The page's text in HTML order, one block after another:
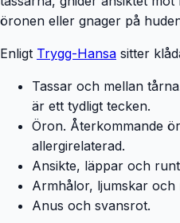
öronen eller gnager på
Enligt Trygg-Hansa sitter
Tassar och mellan
är ett tydligt tecken.
Öron. Återkommande
allergirelaterad.
Ansikte, läppar och
Armhålor, ljumskar och
Anus och svansrot.